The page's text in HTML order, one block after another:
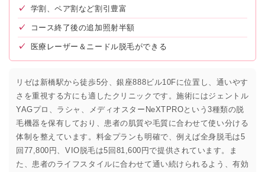
✓ 学割、ペア割など割引豊富
✓ コース終了後の追加照射半額
✓ 医療レーザー＆ニードル脱毛ができる
リゼは新橋駅から徒歩5分、銀座888ビル10Fに位置し、通いやす
さを重視する方にも適したクリニックです。施術にはジェントル
YAGプロ、ラシャ、メディオスターNeXTPROという3種類の脱
毛機器を保有しており、患者の肌質や毛質に合わせて使い分ける
体制を整えています。料金プランも明確で、例えば全身脱毛は5
回77,800円、VIO脱毛は5回81,600円で提供されています。ま
た、患者のライフスタイルに合わせて通い続けられるよう、有効